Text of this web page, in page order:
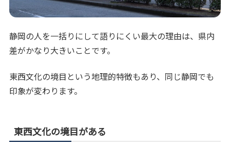
静岡の人を一括りにして語りにくい最大の理由は、県内
差がかなり大きいことです。
東西文化の境目という地理的特徴もあり、同じ静岡でも
印象が変わります。
東西文化の境目がある